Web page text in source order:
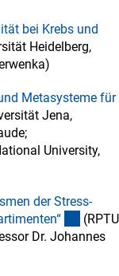
bei Krebs und
Link)Heidelberg,
Metasysteme für
Link)Jena,
University,
der Stress-
“
(RPTU
Dr. Johannes